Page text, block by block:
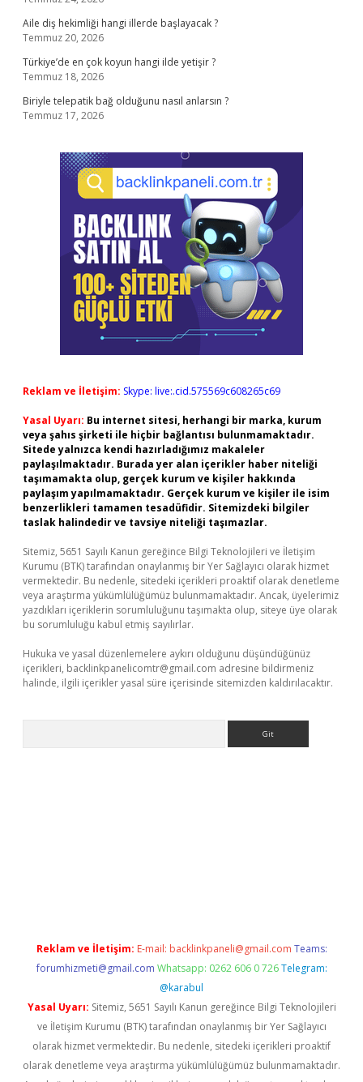
Aile diş hekimliği hangi illerde başlayacak ?
Temmuz 20, 2026
Türkiye’de en çok koyun hangi ilde yetişir ?
Temmuz 18, 2026
Biriyle telepatik bağ olduğunu nasıl anlarsın ?
Temmuz 17, 2026
Reklam ve İletişim: Skype: live:.cid.575569c608265c69
Yasal Uyarı: Bu internet sitesi, herhangi bir marka, kurum
veya şahıs şirketi ile hiçbir bağlantısı bulunmamaktadır.
Sitede yalnızca kendi hazırladığımız makaleler
paylaşılmaktadır. Burada yer alan içerikler haber niteliği
taşımamakta olup, gerçek kurum ve kişiler hakkında
paylaşım yapılmamaktadır. Gerçek kurum ve kişiler ile isim
benzerlikleri tamamen tesadüfidir. Sitemizdeki bilgiler
taslak halindedir ve tavsiye niteliği taşımazlar.
Sitemiz, 5651 Sayılı Kanun gereğince Bilgi Teknolojileri ve İletişim
Kurumu (BTK) tarafından onaylanmış bir Yer Sağlayıcı olarak hizmet
vermektedir. Bu nedenle, sitedeki içerikleri proaktif olarak denetleme
veya araştırma yükümlülüğümüz bulunmamaktadır. Ancak, üyelerimiz
yazdıkları içeriklerin sorumluluğunu taşımakta olup, siteye üye olarak
bu sorumluluğu kabul etmiş sayılırlar.
Hukuka ve yasal düzenlemelere aykırı olduğunu düşündüğünüz
içerikleri, backlinkpanelicomtr@gmail.com adresine bildirmeniz
halinde, ilgili içerikler yasal süre içerisinde sitemizden kaldırılacaktır.
Reklam ve İletişim: E-mail: backlinkpaneli@gmail.com Teams:
forumhizmeti@gmail.com Whatsapp: 0262 606 0 726 Telegram:
@karabul
Yasal Uyarı: Sitemiz, 5651 Sayılı Kanun gereğince Bilgi Teknolojileri
ve İletişim Kurumu (BTK) tarafından onaylanmış bir Yer Sağlayıcı
olarak hizmet vermektedir. Bu nedenle, sitedeki içerikleri proaktif
olarak denetleme veya araştırma yükümlülüğümüz bulunmamaktadır.